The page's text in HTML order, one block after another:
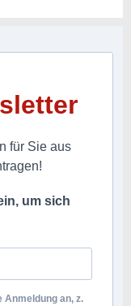
für Sie aus
um sich
Anmeldung an, z.